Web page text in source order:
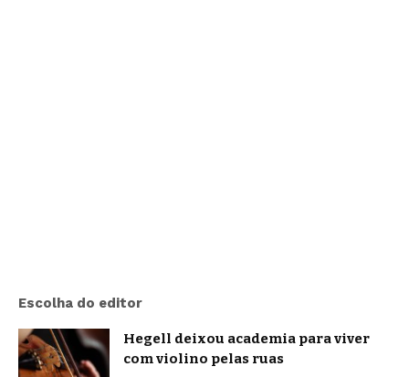
Escolha do editor
Hegell deixou academia para viver
com violino pelas ruas